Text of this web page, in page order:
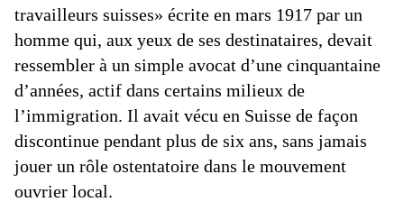
travailleurs suisses» écrite en mars 1917 par un
homme qui, aux yeux de ses destinataires, devait
ressembler à un simple avocat d’une cinquantaine
d’années, actif dans certains milieux de
l’immigration. Il avait vécu en Suisse de façon
discontinue pendant plus de six ans, sans jamais
jouer un rôle ostentatoire dans le mouvement
ouvrier local.